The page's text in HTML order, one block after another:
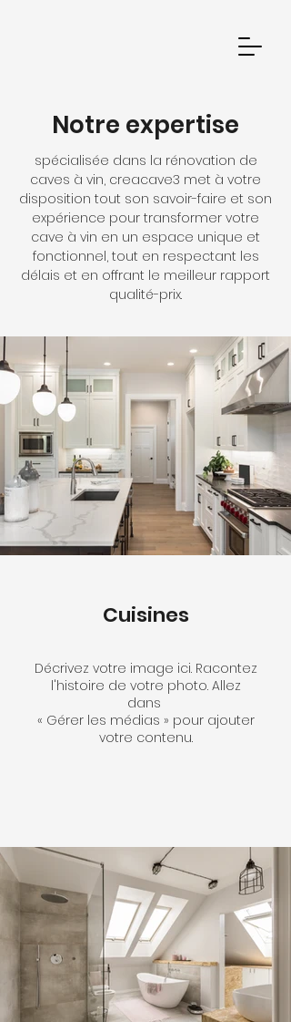
Notre expertise
spécialisée dans la rénovation de
caves à vin, creacave3 met à votre
disposition tout son savoir-faire et son
expérience pour transformer votre
cave à vin en un espace unique et
fonctionnel, tout en respectant les
délais et en offrant le meilleur rapport
qualité-prix.
Cuisines
Décrivez votre image ici. Racontez
l'histoire de votre photo. Allez
dans
« Gérer les médias » pour ajouter
votre contenu.